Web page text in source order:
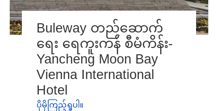
Buleway တည်ဆောက်
ရေး ရေကူးကန် စီမံကိန်း-
Yancheng Moon Bay
Vienna International
Hotel
ပိုမိုကြည့်ရှုပါ။